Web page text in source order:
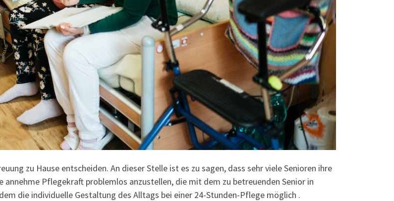
zu Hause entscheiden. An dieser Stelle ist es zu sagen, dass sehr viele Senioren ihre
Pflegekraft problemlos anzustellen, die mit dem zu betreuenden Senior in
die individuelle Gestaltung des Alltags bei einer 24-Stunden-Pflege möglich .